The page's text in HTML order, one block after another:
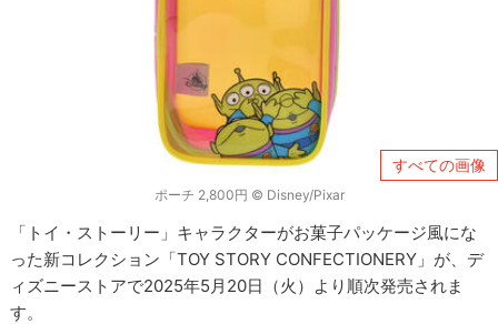
すべての画像
ポーチ 2,800円 © Disney/Pixar
「トイ・ストーリー」キャラクターがお菓子パッケージ風にな
った新コレクション「TOY STORY CONFECTIONERY」が、デ
ィズニーストアで2025年5月20日（火）より順次発売されま
す。